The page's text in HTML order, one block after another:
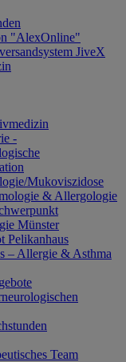
"AlexOnline"
JiveX
-
Mukoviszidose
& Allergologie
Münster
Pelikanhaus
– Allergie & Asthma
Team